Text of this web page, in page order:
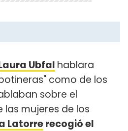
Ubfal hablara
como de los
sobre el
mujeres de los
Latorrerecogió el